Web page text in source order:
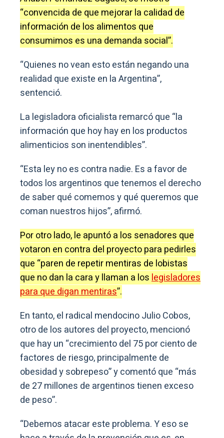
“convencida de que mejorar la calidad de
información de los alimentos que
consumimos es una demanda social”.
“Quienes no vean esto están negando una
realidad que existe en la Argentina”,
sentenció.
La legisladora oficialista remarcó que “la
información que hoy hay en los productos
alimenticios son inentendibles”.
“Esta ley no es contra nadie. Es a favor de
todos los argentinos que tenemos el derecho
de saber qué comemos y qué queremos que
coman nuestros hijos”, afirmó.
Por otro lado, le apuntó a los senadores que
votaron en contra del proyecto para pedirles
que “paren de repetir mentiras de lobistas
que no dan la cara y llaman a loslegisladores
para que digan mentiras”.
En tanto, el radical mendocino Julio Cobos,
otro de los autores del proyecto, mencionó
que hay un “crecimiento del 75 por ciento de
factores de riesgo, principalmente de
obesidad y sobrepeso” y comentó que “más
de 27 millones de argentinos tienen exceso
de peso”.
“Debemos atacar este problema. Y eso se